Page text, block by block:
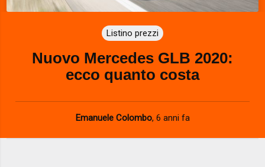
Listino prezzi
Nuovo Mercedes GLB 2020:
ecco quanto costa
Emanuele Colombo, 6 anni fa